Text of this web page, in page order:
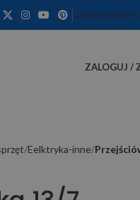
GALERIA
ZALOGUJ /
Eelktryka-inne